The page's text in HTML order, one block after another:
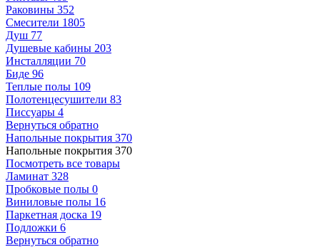
Раковины 352
Смесители 1805
Душ 77
Душевые кабины 203
Инсталляции 70
Биде 96
Теплые полы 109
Полотенцесушители 83
Писсуары 4
Вернуться обратно
Напольные покрытия 370
Напольные покрытия 370
Посмотреть все товары
Ламинат 328
Пробковые полы 0
Виниловые полы 16
Паркетная доска 19
Подложки 6
Вернуться обратно